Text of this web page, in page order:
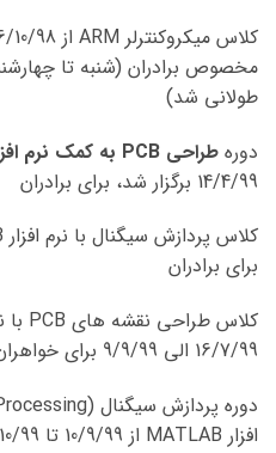
مخصوص برادران (شنبه تا
طولانی شد)
دوره طراحی PCB به کمک نرم افزار آلتیوم دیزاینر
14/4/99 برگزار شد، برای برادران
برای برادران
16/7/99 الی 9/9/99 برای خواهران
افزار MATLAB از 10/9/99 تا 23/10/99 برای خواهران